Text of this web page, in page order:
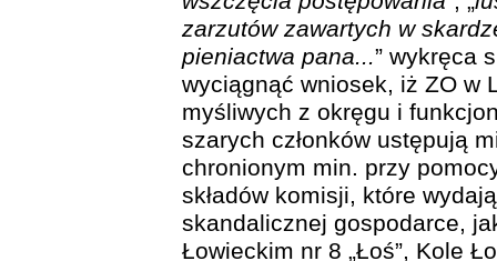
zarzutów zawartych w
pieniactwa pana...” wykręca
wyciągnąć wniosek, iż ZO w
myśliwych z okręgu i
szarych członków ustępują
chronionym min. przy
składów komisji, które
skandalicznej gospodarce,
Łowieckim nr 8 „Łoś”, Kole